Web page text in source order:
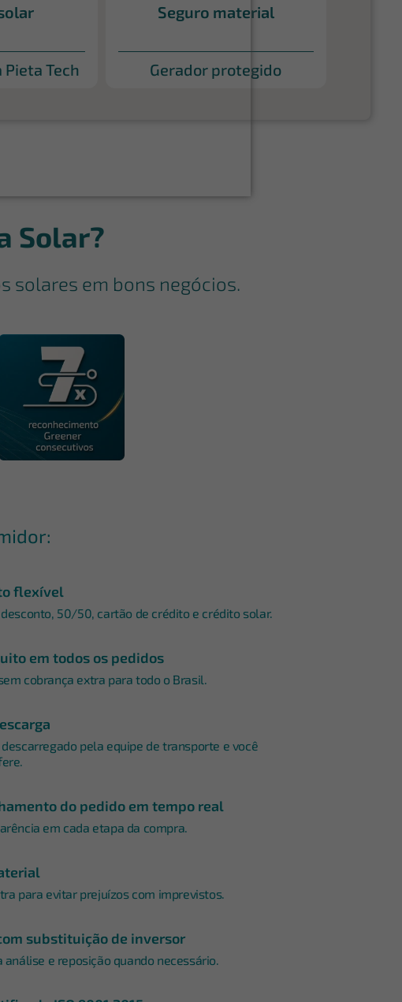
Tech
Seguro material
Gerador protegido
Solar?
solares em bons negócios.
flexível
50/50, cartão de crédito e crédito solar.
em todos os pedidos
cobrança extra para todo o Brasil.
descarregado pela equipe de transporte e você
do pedido em tempo real
em cada etapa da compra.
para evitar prejuízos com imprevistos.
substituição de inversor
análise e reposição quando necessário.